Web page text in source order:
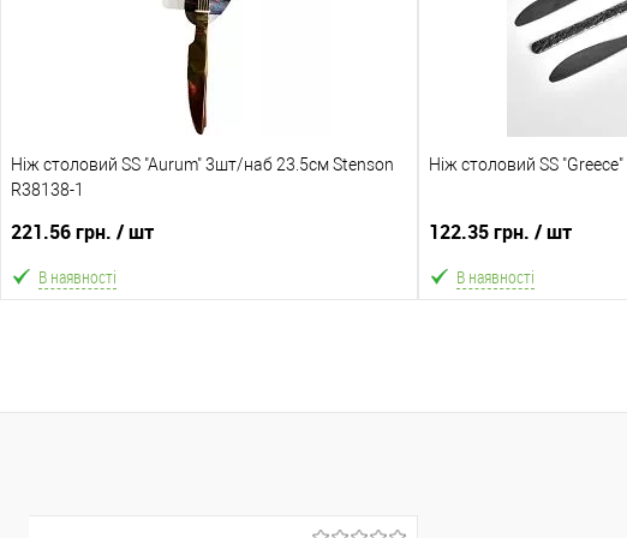
Відправка тільки Новою поштою протягом 2-5 днів
після повної передоплати (упаковку оплачує
Склад зберігання
[Ціна за упаковку 24
Ніж столовий SS "Aurum" 3шт/наб 23.5см Stenson
R38138-1
221.56 грн. / шт
В наявності
Ніж столовий SS
122.35 грн. / шт
В наявності